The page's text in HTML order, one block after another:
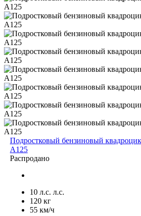
Подростковый бензиновый
A125
Распродано
10 л.с. л.с.
120 кг
55 км/ч